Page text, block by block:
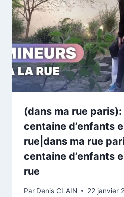
(dans ma rue paris):
centaine d’enfants
rue|dans ma rue
centaine d’enfants
rue
Par Denis CLAIN 22 janvier